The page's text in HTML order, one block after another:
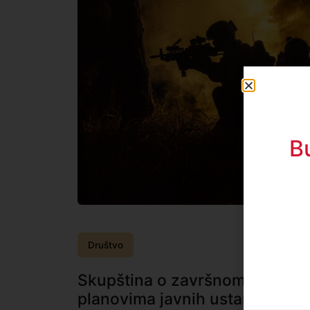
Društvo
Skupština o završnom računu
planovima javnih ustanova